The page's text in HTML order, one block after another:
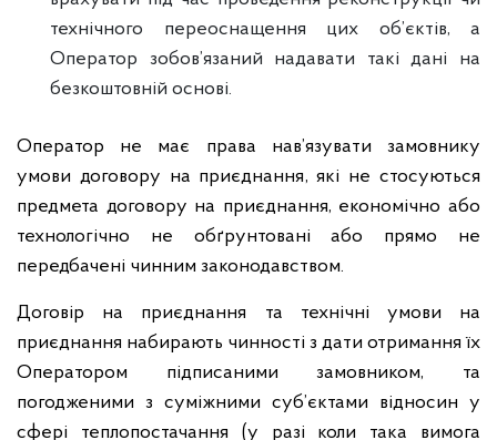
технічного переоснащення цих об’єктів, а
Оператор зобов’язаний надавати такі дані на
безкоштовній основі.
Оператор не має права нав’язувати замовнику
умови договору на приєднання, які не стосуються
предмета договору на приєднання, економічно або
технологічно не обґрунтовані або прямо не
передбачені чинним законодавством.
Договір на приєднання та технічні умови на
приєднання набирають чинності з дати отримання їх
Оператором підписаними замовником, та
погодженими з суміжними суб’єктами відносин у
сфері теплопостачання (у разі коли така вимога